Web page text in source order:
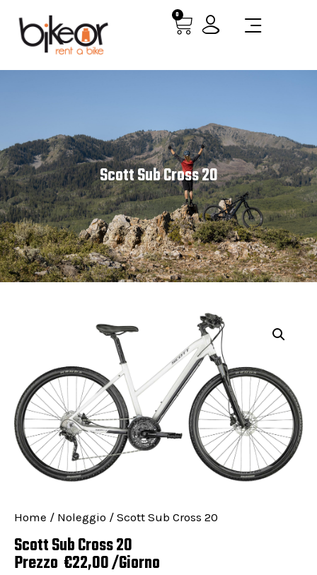
0
Scott Sub Cross 20
Home / Noleggio / Scott Sub Cross 20
Scott Sub Cross 20
Prezzo €22,00/Giorno